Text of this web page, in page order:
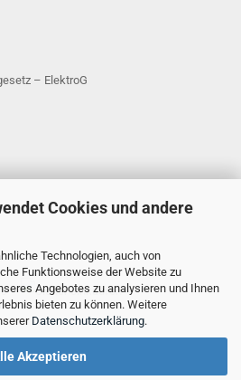
Cookies und andere
Technologien, auch von
Funktionsweise der Website zu
Angebotes zu analysieren und Ihnen
bieten zu können. Weitere
Datenschutzerklärung.
Akzeptieren
– ElektroG